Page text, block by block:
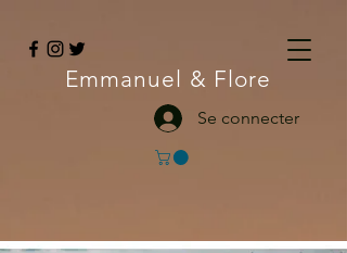
Emmanuel & Flore
Se connecter